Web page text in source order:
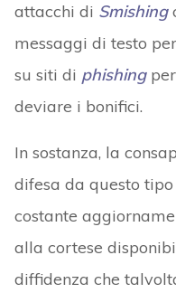
attacchi di Smishing
messaggi di testo
su siti di phishingper
deviare i bonifici.
In sostanza, la
difesa da questo
costante
alla cortese
diffidenza che